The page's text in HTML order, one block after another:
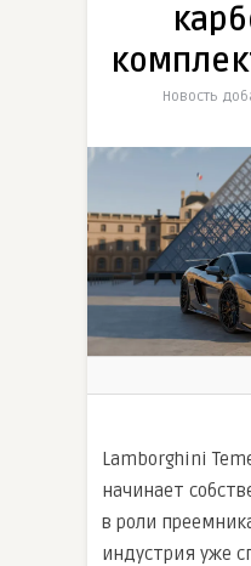
Новость
Lamborghini
начинает
в роли
индустрия уже